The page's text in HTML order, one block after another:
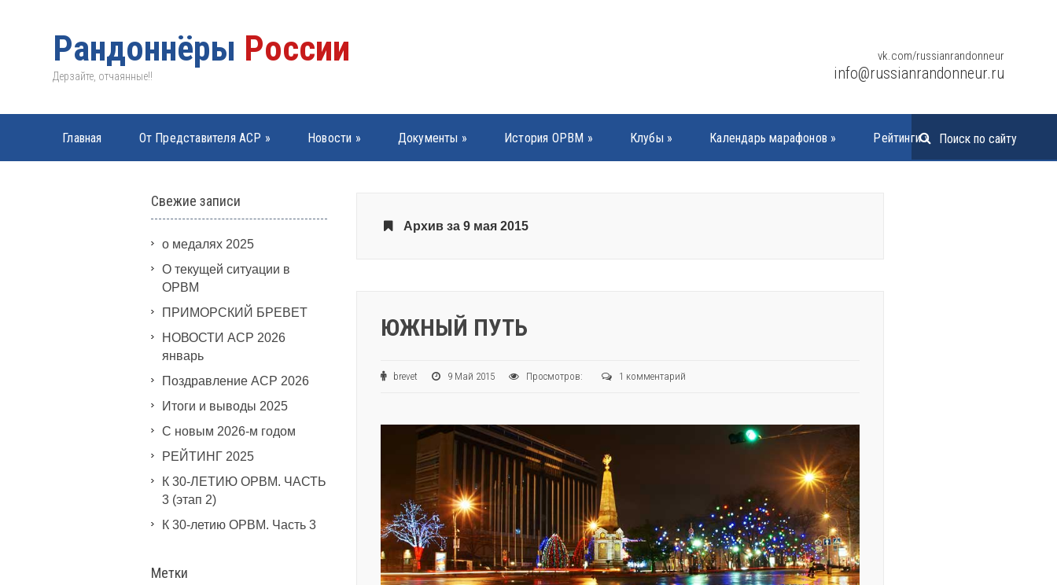
Рандоннёры России
Дерзайте, отчаянные!!
vk.com/russianrandonneur
info@russianrandonneur.ru
Главная От Представителя АСР » Новости » Документы » История ОРВМ » Клубы » Календарь марафонов » Рейтинги»
Архив за 9 мая 2015
ЮЖНЫЙ ПУТЬ
brevet 9 Май 2015 Просмотров: 1 комментарий
Свежие записи
о медалях 2025
О текущей ситуации в
ОРВМ
ПРИМОРСКИЙ БРЕВЕТ
НОВОСТИ АСР 2026
январь
Поздравление АСР 2026
Итоги и выводы 2025
С новым 2026-м годом
РЕЙТИНГ 2025
К 30-ЛЕТИЮ ОРВМ. ЧАСТЬ
3 (этап 2)
К 30-летию ОРВМ. Часть 3
Метки